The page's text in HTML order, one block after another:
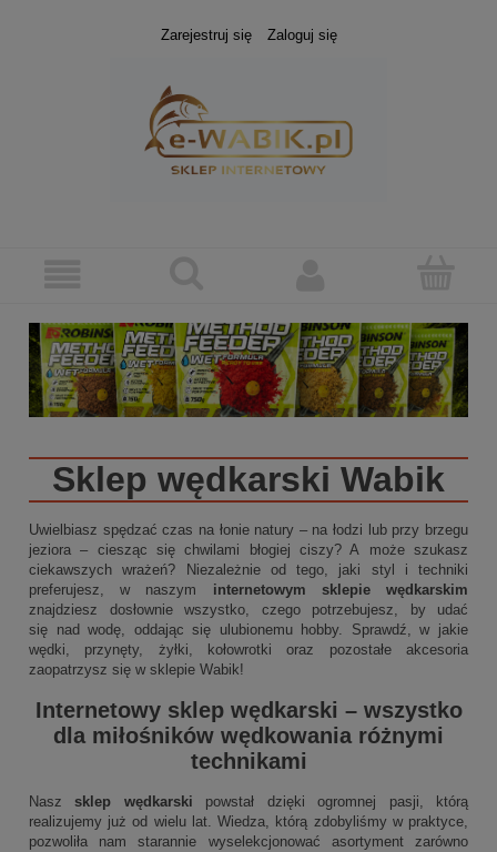
Zarejestruj się Zaloguj się
Sklep wędkarski Wabik
Uwielbiasz spędzać czas na łonie natury – na łodzi lub przy brzegu
jeziora – ciesząc się chwilami błogiej ciszy? A może szukasz
ciekawszych wrażeń? Niezależnie od tego, jaki styl i techniki
preferujesz, w naszym internetowym sklepie wędkarskim
znajdziesz dosłownie wszystko, czego potrzebujesz, by udać
się nad wodę, oddając się ulubionemu hobby. Sprawdź, w jakie
wędki, przynęty, żyłki, kołowrotki oraz pozostałe akcesoria
zaopatrzysz się w sklepie Wabik!
Internetowy sklep wędkarski – wszystko
dla miłośników wędkowania różnymi
technikami
Naszsklep wędkarski powstał dzięki ogromnej pasji, którą
realizujemy już od wielu lat. Wiedza, którą zdobyliśmy w praktyce,
pozwoliła nam starannie wyselekcjonować asortyment zarówno